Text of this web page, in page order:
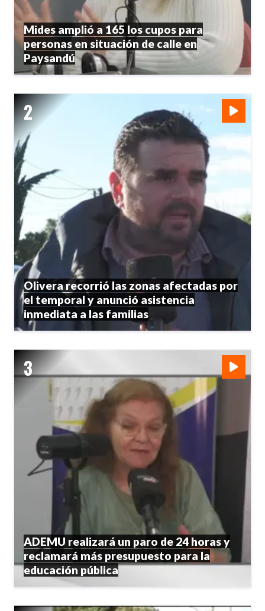
Mides amplió a 165 los cupos para
personas en situación de calle en
Paysandú
Olivera recorrió las zonas afectadas por
el temporal y anunció asistencia
inmediata a las familias
ADEMU realizará un paro de 24 horas y
reclamará más presupuesto para la
educación pública